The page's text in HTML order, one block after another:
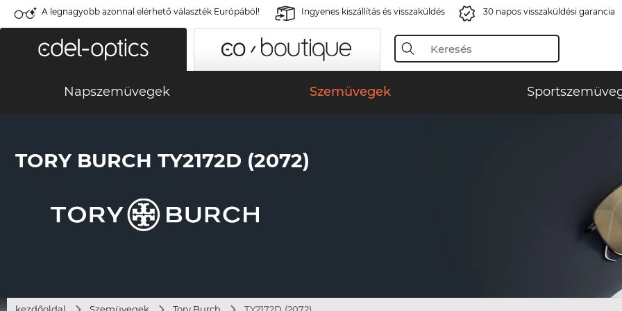
A legnagyobb azonnal elérhető választék Európából! Ingyenes kiszállítás és visszaküldés 30 napos visszaküldési garancia
Napszemüvegek Szemüvegek
TORY BURCH TY2172D (2072)